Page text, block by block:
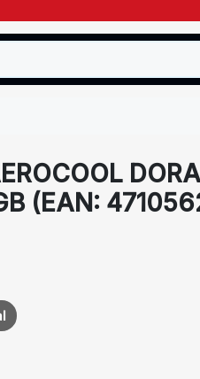
(EAN: